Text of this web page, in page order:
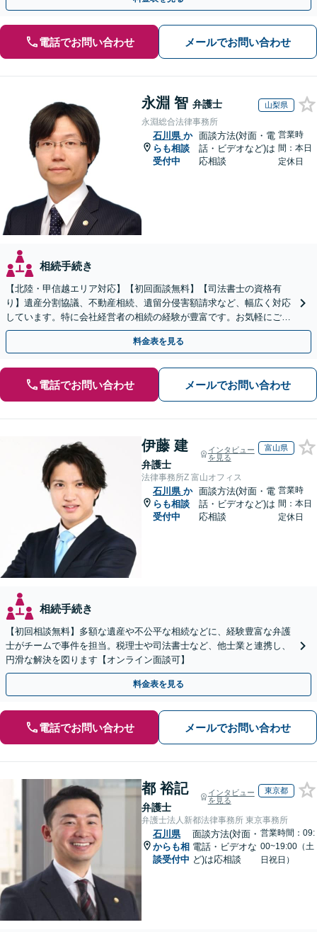
電話でお問い合わせ メールでお問い合わせ
永淵 智 弁護士 山梨県
永淵総合法律事務所
石川県 か
らも相談
受付中
面談方法(対面・電
話・ビデオなど)は
応相談
営業時
間：本日
定休日
相続手続き
【北陸・甲信越エリア対応】【初回面談無料】【司法書士の資格有
り】遺産分割協議、不動産相続、遺留分侵害額請求など、幅広く対応
しています。特に会社経営者の相続の経験が豊富です。お気軽にご相
談ください。【休日・夜間面談可】【オンライン面談可】
料金表を見る
電話でお問い合わせ メールでお問い合わせ
伊藤 建
弁護士
インタビュー
を見る
富山県
法律事務所Z 富山オフィス
石川県 か
らも相談
受付中
面談方法(対面・電
話・ビデオなど)は
応相談
営業時
間：本日
定休日
相続手続き
【初回相談無料】多額な遺産や不公平な相続などに、経験豊富な弁護
士がチームで事件を担当。税理士や司法書士など、他士業と連携し、
円滑な解決を図ります【オンライン面談可】
料金表を見る
電話でお問い合わせ メールでお問い合わせ
都 裕記
弁護士
インタビュー
を見る
東京都
弁護士法人新都法律事務所 東京事務所
石川県
からも相
談受付中
面談方法(対面・
電話・ビデオな
ど)は応相談
営業時間：09:
00~19:00（土
日祝日）